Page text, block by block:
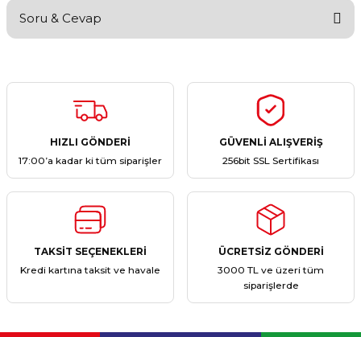
Yorum Yaz
Soru & Cevap
Ürün hakkında henüz soru sorulmamış.
HIZLI GÖNDERİ
17:00’a kadar ki tüm siparişler
GÜVENLİ ALIŞVERİŞ
256bit SSL Sertifikası
TAKSİT SEÇENEKLERİ
Kredi kartına taksit ve havale
ÜCRETSİZ GÖNDERİ
3000 TL ve üzeri tüm
siparişlerde